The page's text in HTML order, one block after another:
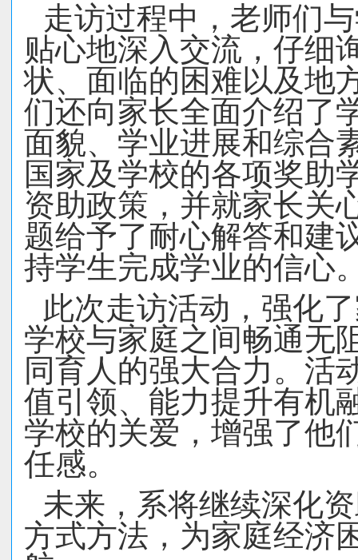
走访过程中，老师们
贴心地深入交流，仔细
状、面临的困难以及地
们还向家长全面介绍了
面貌、学业进展和综合
国家及学校的各项奖助
资助政策，并就家长关
题给予了耐心解答和建
持学生完成学业的信心
此次走访活动，强化
学校与家庭之间畅通无
同育人的强大合力。活
值引领、能力提升有机
学校的关爱，增强了他
任感。
未来，系将继续深化
方式方法，为家庭经济